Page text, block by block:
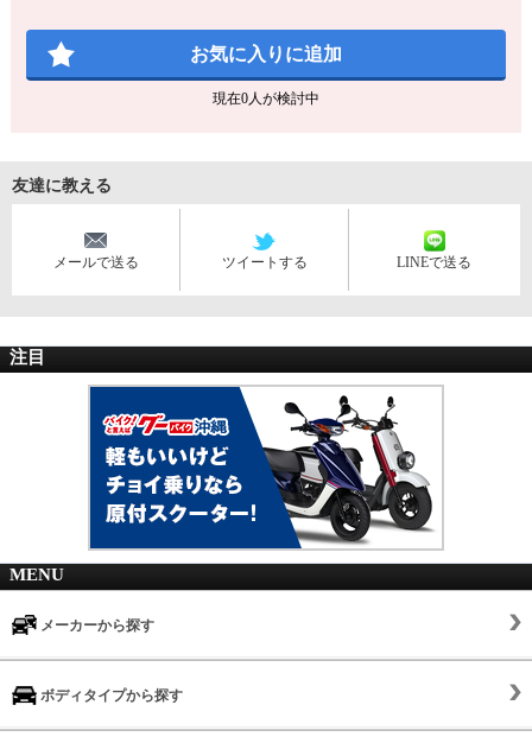
お気に入りに追加
現在0人が検討中
友達に教える
メールで送る ツイートする LINEで送る
注目
MENU
メーカーから探す
ボディタイプから探す